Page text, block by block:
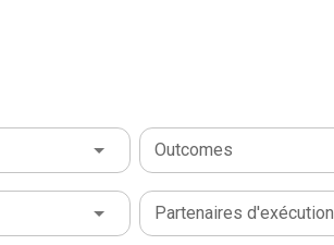
Outcomes
Partenaires d'exécution